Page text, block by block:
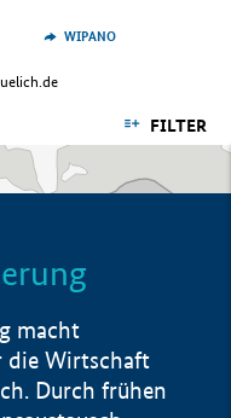
WIPANO
FILTER
macht
die Wirtschaft
Durch frühen